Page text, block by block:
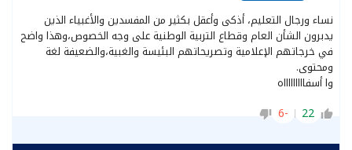
نساء ورجال التعليم، أذكى وأعقل بكثير من المفسدين والأغبياء الذين
يدبرون الشأن العام وقطاع التربية الوطنية على وجه الخصوص،وهذا واضح
في خرجاتهم الإعلامية وتصريحاتهم البئيسة والغبية،والضعيفة لغة
ومحتوى.
وا أسفاااااااااه
22
-6